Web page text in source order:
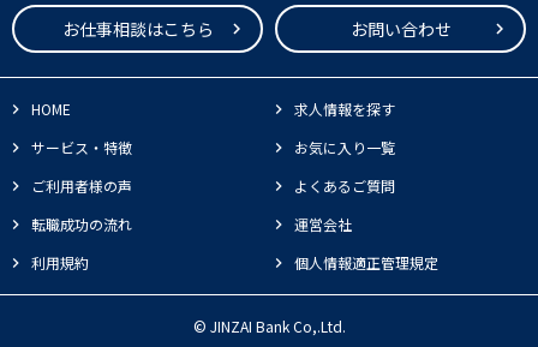
お仕事相談はこちら お問い合わせ
HOME
求人情報を探す
サービス・特徴
お気に入り一覧
ご利用者様の声
よくあるご質問
転職成功の流れ
運営会社
利用規約
個人情報適正管理規定
© JINZAI Bank Co,.Ltd.